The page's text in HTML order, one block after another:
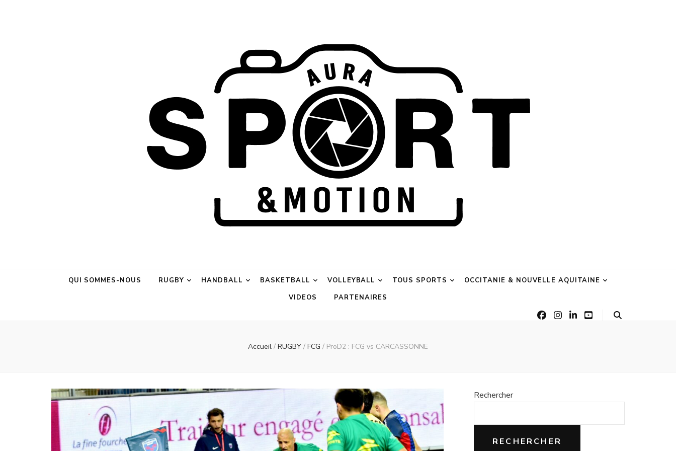
QUI SOMMES-NOUS RUGBY HANDBALL BASKETBALL VOLLEYBALL TOUS SPORTS
OCCITANIE & NOUVELLE AQUITAINE
VIDEOS
PARTENAIRES
Accueil / RUGBY / FCG / ProD2 : FCG vs CARCASSONNE
Rechercher
RECHERCHER